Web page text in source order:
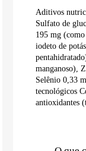
Aditivos
Sulfato de
195 mg
iodeto de
manganoso),
Selênio 0,33
tecnológicos
antioxidantes